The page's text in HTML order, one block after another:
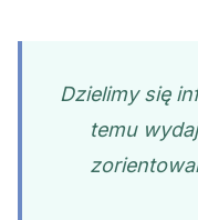
Dzielimy się
temu